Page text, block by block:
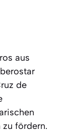
aus
de
zu fördern.